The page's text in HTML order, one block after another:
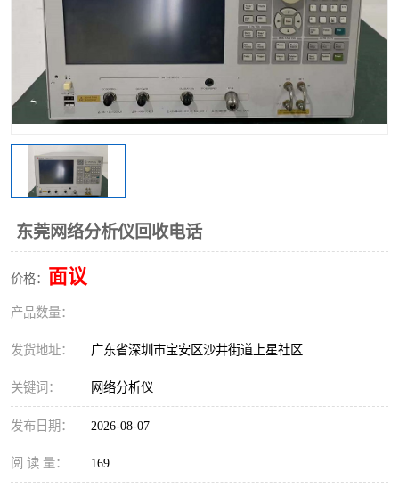
东莞网络分析仪回收电话
价格： 面议
产品数量：
发货地址： 广东省深圳市宝安区沙井街道上星社区
关键词： 网络分析仪
发布日期： 2026-08-07
阅 读 量： 169